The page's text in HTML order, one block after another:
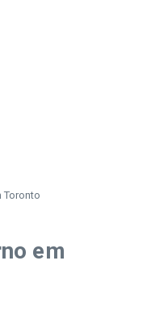
Toronto
em